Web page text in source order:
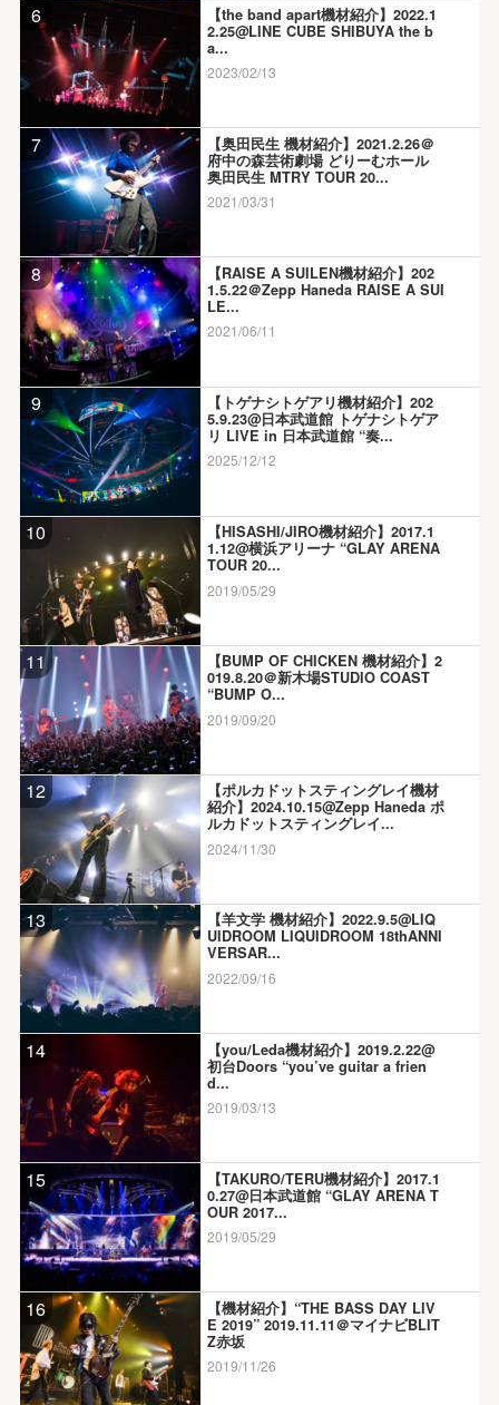
6
【the band apart機材紹介】2022.1
2.25@LINE CUBE SHIBUYA the b
a...
2023/02/13
7
【奥田民生 機材紹介】2021.2.26＠
府中の森芸術劇場 どりーむホール
奥田民生 MTRY TOUR 20...
2021/03/31
8
【RAISE A SUILEN機材紹介】202
1.5.22＠Zepp Haneda RAISE A SUI
LE...
2021/06/11
9
【トゲナシトゲアリ機材紹介】202
5.9.23@日本武道館 トゲナシトゲア
リ LIVE in 日本武道館 “奏...
2025/12/12
10
【HISASHI/JIRO機材紹介】2017.1
1.12@横浜アリーナ “GLAY ARENA
TOUR 20...
2019/05/29
11
【BUMP OF CHICKEN 機材紹介】2
019.8.20＠新木場STUDIO COAST
“BUMP O...
2019/09/20
12
【ポルカドットスティングレイ機材
紹介】2024.10.15@Zepp Haneda ポ
ルカドットスティングレイ...
2024/11/30
13
【羊文学 機材紹介】2022.9.5@LIQ
UIDROOM LIQUIDROOM 18thANNI
VERSAR...
2022/09/16
14
【you/Leda機材紹介】2019.2.22@
初台Doors “you’ve guitar a frien
d...
2019/03/13
15
【TAKURO/TERU機材紹介】2017.1
0.27@日本武道館 “GLAY ARENA T
OUR 2017...
2019/05/29
16
【機材紹介】“THE BASS DAY LIV
E 2019” 2019.11.11＠マイナビBLIT
Z赤坂
2019/11/26